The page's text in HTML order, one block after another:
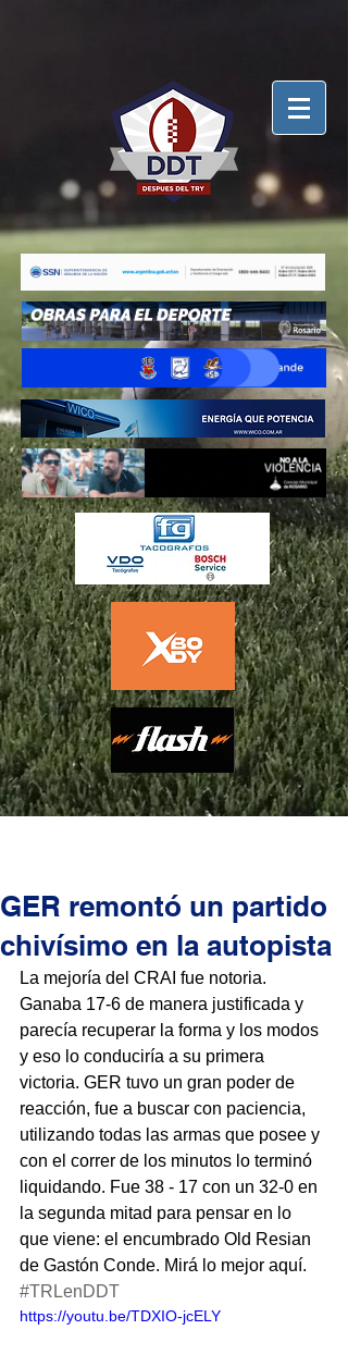
GER remontó un partido
chivísimo en la autopista
La mejoría del CRAI fue notoria.
Ganaba 17-6 de manera justificada y
parecía recuperar la forma y los modos
y eso lo conduciría a su primera
victoria. GER tuvo un gran poder de
reacción, fue a buscar con paciencia,
utilizando todas las armas que posee y
con el correr de los minutos lo terminó
liquidando. Fue 38 - 17 con un 32-0 en
la segunda mitad para pensar en lo
que viene: el encumbrado Old Resian
de Gastón Conde. Mirá lo mejor aquí.
#TRLenDDT
https://youtu.be/TDXIO-jcELY